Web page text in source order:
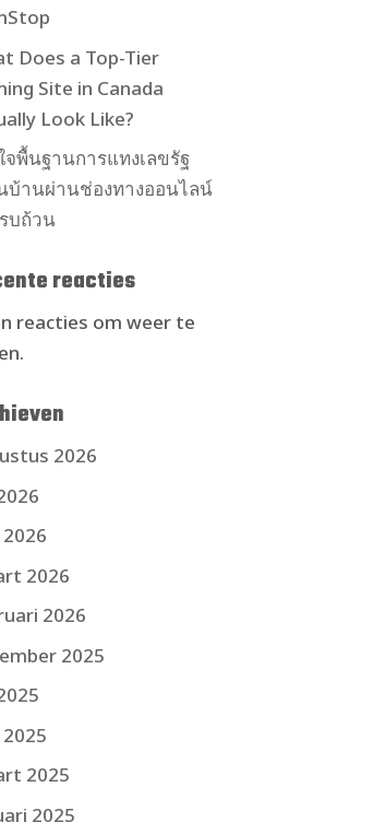
Does a Top-Tier
Site in Canada
Look Like?
จพื้นฐานการแทงเลขรัฐ
บ้านผ่านช่องทางออนไลน์
บถ้วน
reacties
reacties om weer te
2026
2026
2026
2025
2025
2025